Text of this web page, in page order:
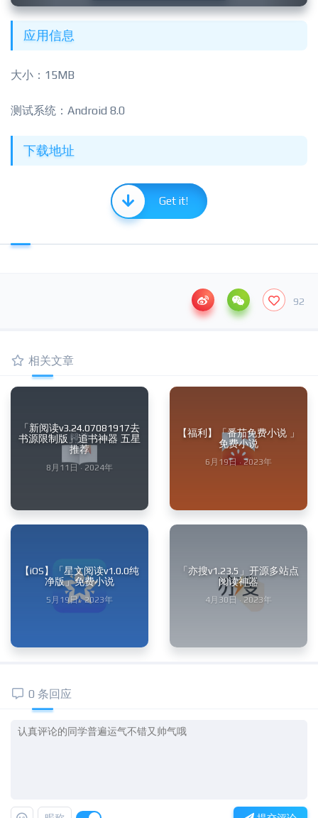
应用信息
大小：15MB
测试系统：Android 8.0
下载地址
Get it!
92
相关文章
「新阅读v3.24.07081917去
书源限制版」追书神器 五星
推荐
8月11日 · 2024年
【福利】「番茄免费小说 」
免费小说
6月19日 · 2023年
【iOS】「星文阅读v1.0.0纯
净版」免费小说
5月19日 · 2023年
「亦搜v1.23.5」开源多站点
阅读神器
4月30日 · 2023年
0 条回应